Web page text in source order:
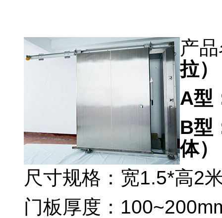
产
拉）
A型
B型
体）
尺寸规格：宽1.5*高2
门板厚度：